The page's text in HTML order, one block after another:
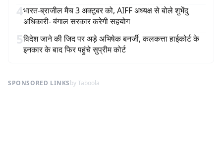
4भारत-ब्राजील मैच 3 अक्टूबर को, AIFF अध्यक्ष से बोले शुभेंदु
अधिकारी- बंगाल सरकार करेगी सहयोग
5विदेश जाने की जिद पर अड़े अभिषेक बनर्जी, कलकत्ता हाईकोर्ट के
इनकार के बाद फिर पहुंचे सुप्रीम कोर्ट
SPONSORED LINKSby Taboola